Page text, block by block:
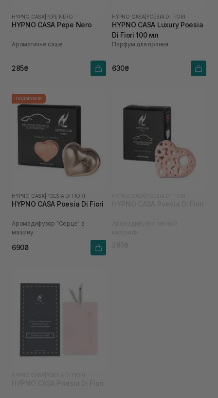
HYPNO CASA PEPE NERO
HYPNO CASA Pepe Nero
Ароматичне саше
285₴
HYPNO CASA POESIA DI FIORI
HYPNO CASA Luxury Poesia
Di Fiori 100 мл
Парфум для прання
630₴
ПОДАРУНОК
HYPNO CASA POESIA DI FIORI
HYPNO CASA Poesia Di Fiori
Аромадифузор "Серце" в
машину
690₴